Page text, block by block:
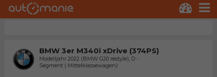
BMW 3er M340i xDrive (374PS)
Modelljahr 2022 (BMW G20 restyle), D -
Segment ( Mittelklassewagen)